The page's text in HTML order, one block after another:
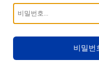
비밀번